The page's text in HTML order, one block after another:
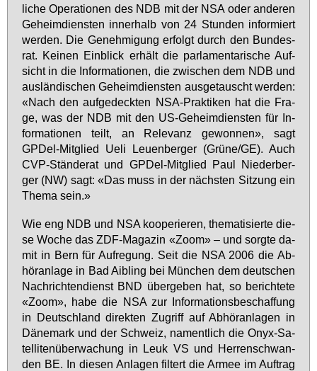
li­che Ope­ra­tio­nen des NDB mit der NSA oder an­de­ren
Ge­heim­diens­ten in­ner­halb von 24 Stun­den in­for­miert
wer­den. Die Ge­neh­mi­gung er­folgt durch den Bun­des­
rat. Kei­nen Ein­blick er­hält die par­la­men­ta­ri­sche Auf­
sicht in die In­for­ma­tio­nen, die zwi­schen dem NDB und
aus­län­di­schen Ge­heim­diens­ten aus­ge­tauscht wer­den:
«Nach den auf­ge­deck­ten NSA-Prak­ti­ken hat die Fra­
ge, was der NDB mit den US-Ge­heim­diens­ten für In­
for­ma­tio­nen teilt, an Re­le­vanz ge­won­nen», sagt
GPDel-Mit­glied Ue­li Leu­en­ber­ger (Grü­ne/GE). Auch
CVP-Stän­de­rat und GPDel-Mit­glied Paul Nie­der­ber­
ger (NW) sagt: «Das muss in der nächs­ten Sit­zung ein
The­ma sein.»
Wie eng NDB und NSA ko­ope­rie­ren, the­ma­ti­sier­te die­
se Wo­che das ZDF-Ma­ga­zin «Zoom» – und sorg­te da­
mit in Bern für Auf­re­gung. Seit die NSA 2006 die Ab­
hör­an­la­ge in Bad Ai­b­ling bei Mün­chen dem deut­schen
Nach­rich­ten­dienst BND über­ge­ben hat, so be­rich­te­te
«Zoom», ha­be die NSA zur In­for­ma­ti­ons­be­schaf­fung
in Deutsch­land di­rek­ten Zu­griff auf Ab­hör­an­la­gen in
Dä­ne­mark und der Schweiz, na­ment­lich die Onyx-Sa­
tel­li­ten­über­wa­chung in Leuk VS und Her­ren­schwan­
den BE. In die­sen An­la­gen fil­tert die Ar­mee im Auf­trag